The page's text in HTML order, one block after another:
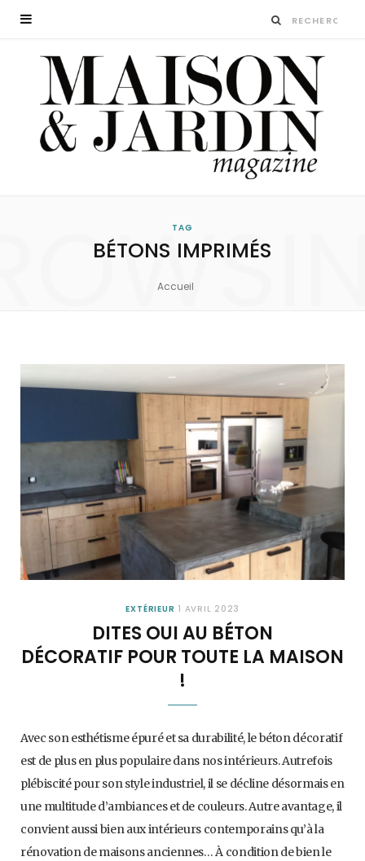
TAG
BÉTONS IMPRIMÉS
Accueil
EXTÉRIEUR 1 AVRIL 2023
DITES OUI AU BÉTON
DÉCORATIF POUR TOUTE LA MAISON
!
Avec son esthétisme épuré et sa durabilité, le béton décoratif
est de plus en plus populaire dans nos intérieurs. Autrefois
plébiscité pour son style industriel, il se décline désormais en
une multitude d’ambiances et de couleurs. Autre avantage, il
convient aussi bien aux intérieurs contemporains qu’à la
rénovation de maisons anciennes… À condition de bien le